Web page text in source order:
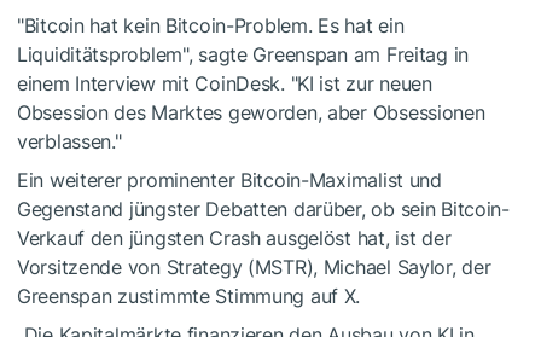
"Bitcoin hat kein Bitcoin-Problem. Es hat ein
Liquiditätsproblem", sagte Greenspan am Freitag in
einem Interview mit CoinDesk. "KI ist zur neuen
Obsession des Marktes geworden, aber Obsessionen
verblassen."
Ein weiterer prominenter Bitcoin-Maximalist und
Gegenstand jüngster Debatten darüber, ob sein Bitcoin-
Verkauf den jüngsten Crash ausgelöst hat, ist der
Vorsitzende von Strategy (MSTR), Michael Saylor, der
Greenspan zustimmte Stimmung auf X.